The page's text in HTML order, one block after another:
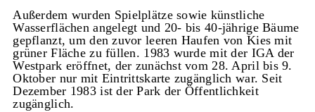
Außerdem wurden Spielplätze sowie künstliche
Wasserflächen angelegt und 20- bis 40-jährige Bäume
gepflanzt, um den zuvor leeren Haufen von Kies mit
grüner Fläche zu füllen. 1983 wurde mit der IGA der
Westpark eröffnet, der zunächst vom 28. April bis 9.
Oktober nur mit Eintrittskarte zugänglich war. Seit
Dezember 1983 ist der Park der Öffentlichkeit
zugänglich.